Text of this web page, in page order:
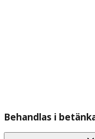
Behandlas i